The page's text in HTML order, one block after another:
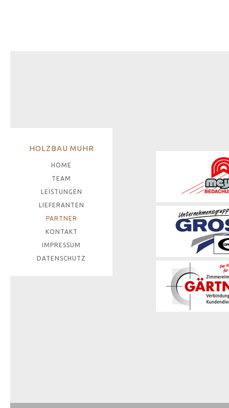
HOLZBAU MUHR
HOME
TEAM
LEISTUNGEN
LIEFERANTEN
PARTNER
KONTAKT
IMPRESSUM
DATENSCHUTZ